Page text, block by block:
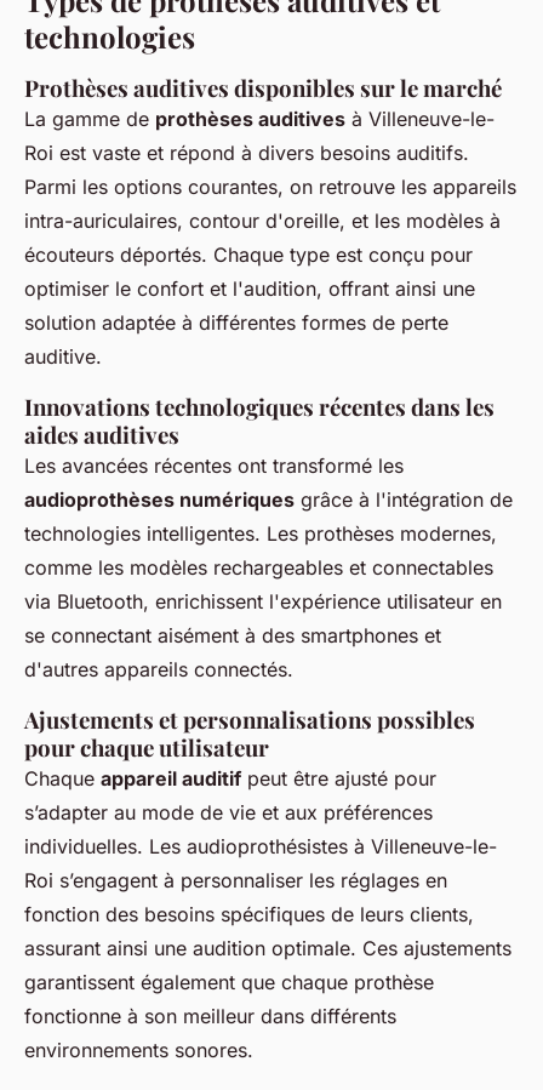
technologies
Prothèses auditives disponibles sur le marché
La gamme de prothèses auditives à Villeneuve-le-
Roi est vaste et répond à divers besoins auditifs.
Parmi les options courantes, on retrouve les appareils
intra-auriculaires, contour d'oreille, et les modèles à
écouteurs déportés. Chaque type est conçu pour
optimiser le confort et l'audition, offrant ainsi une
solution adaptée à différentes formes de perte
auditive.
Innovations technologiques récentes dans les
aides auditives
Les avancées récentes ont transformé les
audioprothèses numériques grâce à l'intégration de
technologies intelligentes. Les prothèses modernes,
comme les modèles rechargeables et connectables
via Bluetooth, enrichissent l'expérience utilisateur en
se connectant aisément à des smartphones et
d'autres appareils connectés.
Ajustements et personnalisations possibles
pour chaque utilisateur
Chaque appareil auditif peut être ajusté pour
s’adapter au mode de vie et aux préférences
individuelles. Les audioprothésistes à Villeneuve-le-
Roi s’engagent à personnaliser les réglages en
fonction des besoins spécifiques de leurs clients,
assurant ainsi une audition optimale. Ces ajustements
garantissent également que chaque prothèse
fonctionne à son meilleur dans différents
environnements sonores.